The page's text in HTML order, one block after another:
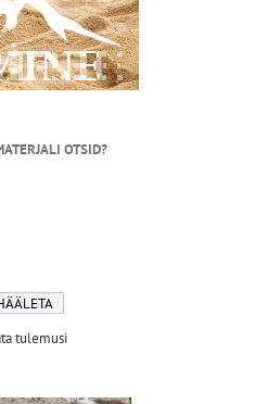
OTSID?
tulemusi